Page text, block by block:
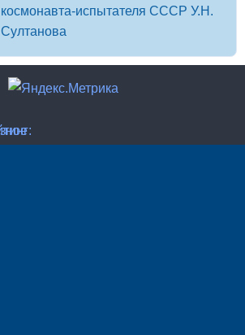
космонавта-испытателя СССР У.Н.
Султанова